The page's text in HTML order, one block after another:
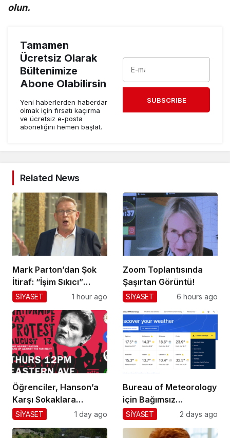
olun.
Tamamen
Ücretsiz Olarak
Bültenimize
Abone Olabilirsin
Yeni haberlerden haberdar
olmak için fırsatı kaçırma
ve ücretsiz e-posta
aboneliğini hemen başlat.
SUBSCRIBE
Related News
Mark Parton’dan Şok
İtiraf: “İşim Sıkıcı”
Mesajı!
SİYASET 1 hour ago
Zoom Toplantısında
Şaşırtan Görüntü!
SİYASET 6 hours ago
Öğrenciler, Hanson’a
Karşı Sokaklara
Dökülüyor!
SİYASET 1 day ago
Bureau of Meteorology
için Bağımsız
Değerlendirme!
SİYASET 2 days ago